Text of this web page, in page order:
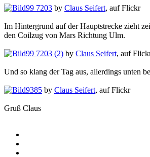
99 7203 by Claus Seifert, auf Flickr
Im Hintergrund auf der Hauptstrecke zieht
den Coilzug von Mars Richtung Ulm.
99 7203 (2) by Claus Seifert, auf
Und so klang der Tag aus, allerdings unten
9385 by Claus Seifert, auf Flickr
Gruß Claus